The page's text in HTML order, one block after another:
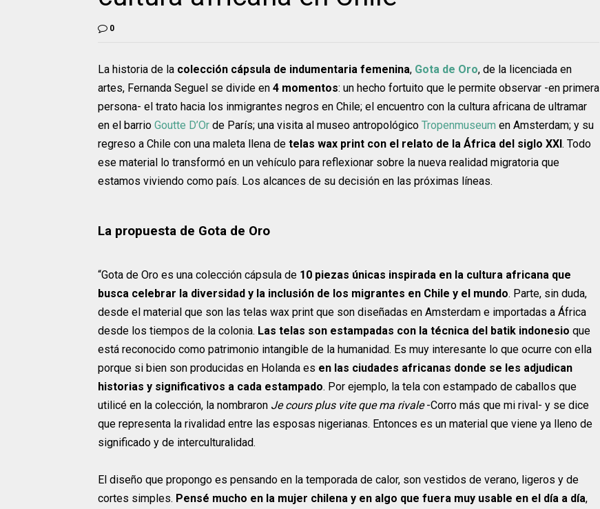
0
La historia de la colección cápsula de indumentaria femenina, Gota de Oro, de la licenciada en
artes, Fernanda Seguel se divide en 4 momentos: un hecho fortuito que le permite observar -en primera
persona- el trato hacia los inmigrantes negros en Chile; el encuentro con la cultura africana de ultramar
en el barrio Goutte D’Or de París; una visita al museo antropológico Tropenmuseum en Amsterdam; y su
regreso a Chile con una maleta llena de telas wax print con el relato de la África del siglo XXI . Todo
ese material lo transformó en un vehículo para reflexionar sobre la nueva realidad migratoria que
estamos viviendo como país. Los alcances de su decisión en las próximas líneas.
La propuesta de Gota de Oro
“Gota de Oro es una colección cápsula de 10 piezas únicas inspirada en la cultura africana que
busca celebrar la diversidad y la inclusión de los migrantes en Chile y el mundo. Parte, sin duda,
desde el material que son las telas wax print que son diseñadas en Amsterdam e importadas a África
desde los tiempos de la colonia. Las telas son estampadas con la técnica del batik indonesio que
está reconocido como patrimonio intangible de la humanidad. Es muy interesante lo que ocurre con ella
porque si bien son producidas en Holanda es en las ciudades africanas donde se les adjudican
historias y significativos a cada estampado. Por ejemplo, la tela con estampado de caballos que
utilicé en la colección, la nombraron Je cours plus vite que ma rivale-Corro más que mi rival- y se dice
que representa la rivalidad entre las esposas nigerianas. Entonces es un material que viene ya lleno de
significado y de interculturalidad.
El diseño que propongo es pensando en la temporada de calor, son vestidos de verano, ligeros y de
cortes simples. Pensé mucho en la mujer chilena y en algo que fuera muy usable en el día a día,